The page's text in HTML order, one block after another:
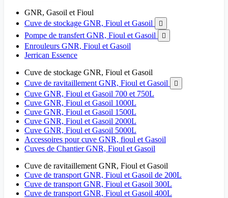
GNR, Gasoil et Fioul
Cuve de stockage GNR, Fioul et Gasoil

Pompe de transfert GNR, Fioul et Gasoil 
Enrouleurs GNR, Fioul et Gasoil
Jerrican Essence
Cuve de stockage GNR, Fioul et Gasoil
Cuve de ravitaillement GNR, Fioul et Gasoil

Cuve GNR, Fioul et Gasoil 700 et 750L
Cuve GNR, Fioul et Gasoil 1000L
Cuve GNR, Fioul et Gasoil 1500L
Cuve GNR, Fioul et Gasoil 2000L
Cuve GNR, Fioul et Gasoil 5000L
Accessoires pour cuve GNR, fioul et Gasoil
Cuves de Chantier GNR, Fioul et Gasoil
Cuve de ravitaillement GNR, Fioul et Gasoil
Cuve de transport GNR, Fioul et Gasoil de 200L
Cuve de transport GNR, Fioul et Gasoil 300L
Cuve de transport GNR, Fioul et Gasoil 400L